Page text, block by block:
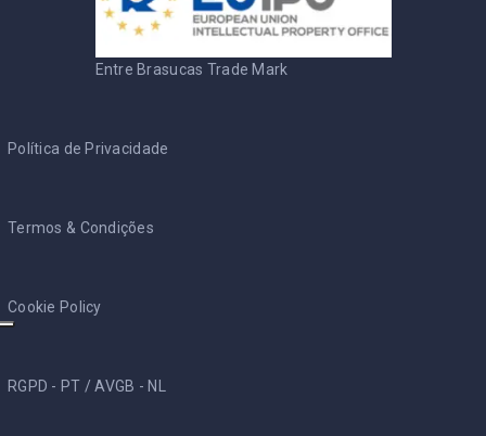
Entre Brasucas Trade Mark
Política de Privacidade
Termos & Condições
Cookie Policy
RGPD - PT /AVGB - NL